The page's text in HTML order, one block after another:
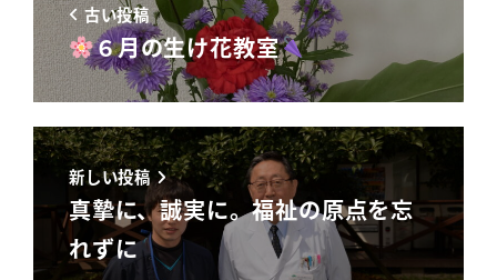
古い投稿
６月の生け花教室
新しい投稿
真摯に、誠実に。福祉の原点を忘
れずに